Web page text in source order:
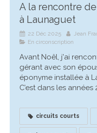
A la rencontre
à Launaguet
22 Déc 2025
Jean
En circonscription
Avant Noêl, j'ai
gérant avec son
éponyme installée à
C’est dans les années
circuits courts